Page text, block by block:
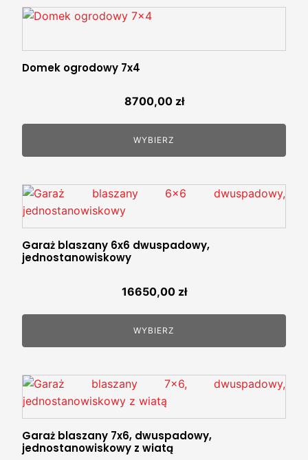
Domek ogrodowy 7x4
8700,00 zł
WYBIERZ
Garaż blaszany 6x6 dwuspadowy,
jednostanowiskowy
16650,00 zł
WYBIERZ
Garaż blaszany 7x6, dwuspadowy,
jednostanowiskowy z wiatą